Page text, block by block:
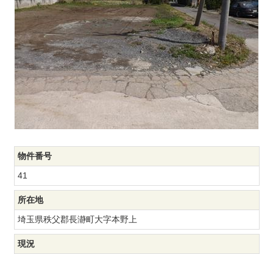
物件番号
41
所在地
埼玉県秩父郡長瀞町大字本野上
現況